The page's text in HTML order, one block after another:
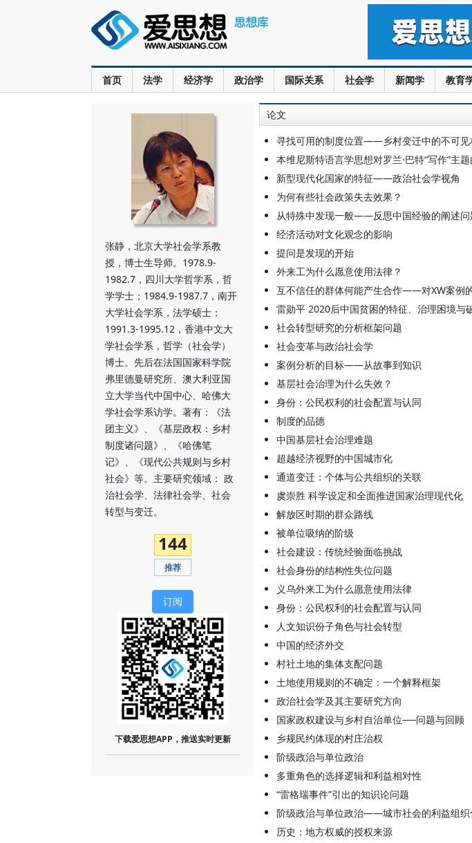
首页 法学 经济学 政治学 国际关系 社会学 新闻学 教育
张静，北京大学社会学系教
授，博士生导师。1978.9-
1982.7，四川大学哲学系，哲
学学士；1984.9-1987.7，南开
大学社会学系，法学硕士；
1991.3-1995.12，香港中文大
学社会学系，哲学（社会学）
博士。先后在法国国家科学院
弗里德曼研究所、澳大利亚国
立大学当代中国中心、哈佛大
学社会学系访学。著有：《法
团主义》、《基层政权：乡村
制度诸问题》、《哈佛笔
记》、《现代公共规则与乡村
社会》等。主要研究领域： 政
治社会学、法律社会学、社会
转型与变迁。
144
推荐
订阅
下载爱思想APP，推送实时更新
论文
寻找可用的制度位置——乡村变迁中的不可见
本维尼斯特语言学思想对罗兰·巴特“写作”主
新型现代化国家的特征——政治社会学视角
为何有些社会政策失去效果？
从特殊中发现一般——反思中国经验的阐述问
经济活动对文化观念的影响
提问是发现的开始
外来工为什么愿意使用法律？
互不信任的群体何能产生合作——对XW案例
雷勋平 2020后中国贫困的特征、治理困境与
社会转型研究的分析框架问题
社会变革与政治社会学
案例分析的目标——从故事到知识
基层社会治理为什么失效？
身份：公民权利的社会配置与认同
制度的品德
中国基层社会治理难题
超越经济视野的中国城市化
通道变迁：个体与公共组织的关联
虞崇胜 科学设定和全面推进国家治理现代化
解放区时期的群众路线
被单位吸纳的阶级
社会建设：传统经验面临挑战
社会身份的结构性失位问题
义乌外来工为什么愿意使用法律
身份：公民权利的社会配置与认同
人文知识份子角色与社会转型
中国的经济外交
村社土地的集体支配问题
土地使用规则的不确定：一个解释框架
政治社会学及其主要研究方向
国家政权建设与乡村自治单位──问题与回顾
乡规民约体现的村庄治权
阶级政治与单位政治
多重角色的选择逻辑和利益相对性
“雷格瑞事件”引出的知识论问题
阶级政治与单位政治——城市社会的利益组织
历史：地方权威的授权来源